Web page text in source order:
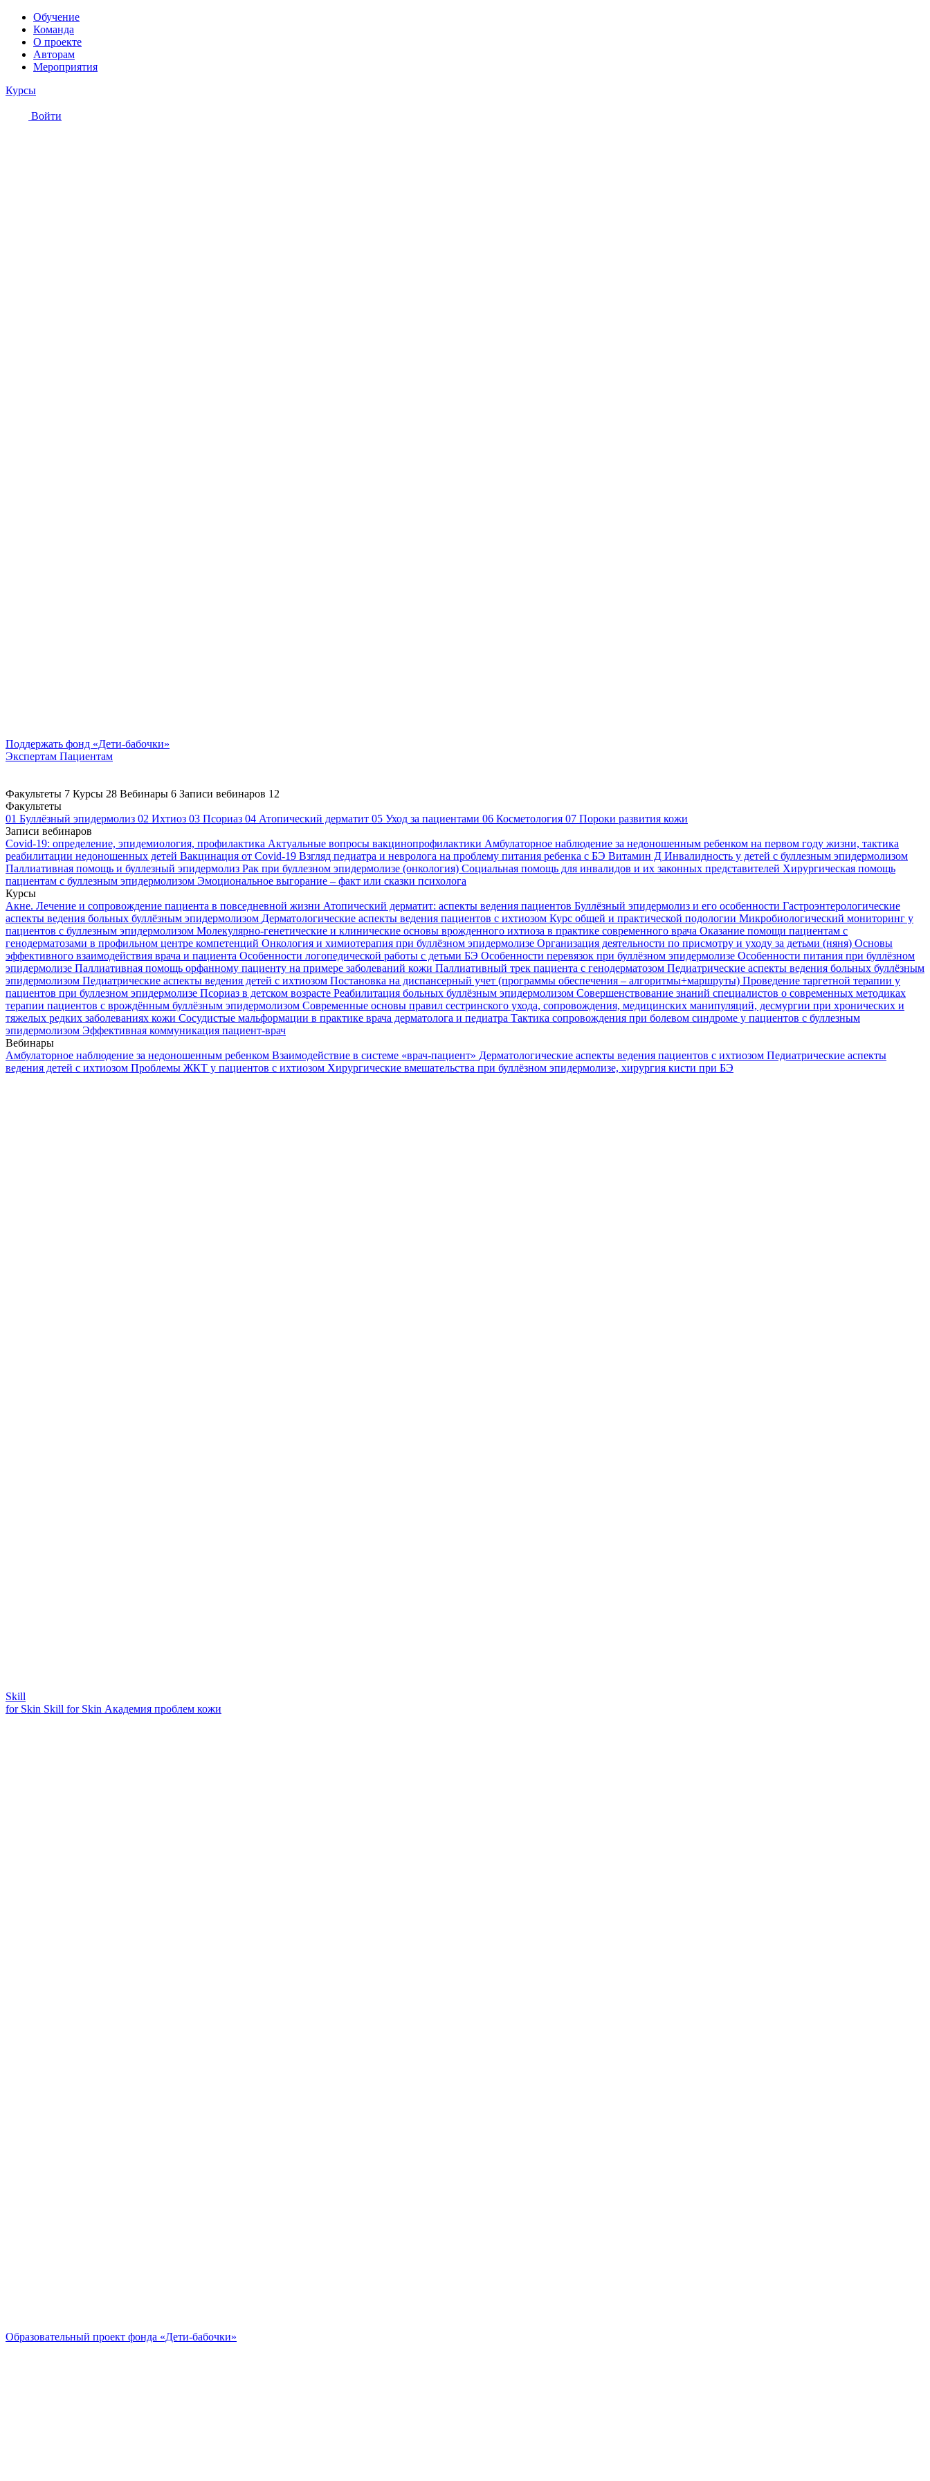
Обучение
Команда
О проекте
Авторам
Мероприятия
Курсы
Войти
Поддержать фонд «Дети-бабочки»
Экспертам Пациентам
Факультеты 7 Курсы 28 Вебинары 6 Записи вебинаров 12
Факультеты
01 Буллёзный эпидермолиз 02 Ихтиоз 03 Псориаз 04 Атопический дерматит 05 Уход за пациентами 06 Косметология 07 Пороки развития кожи
Записи вебинаров
Covid-19: определение, эпидемиология, профилактика Актуальные вопросы вакцинопрофилактики Амбулаторное наблюдение за недоношенным ребенком на первом году жизни, тактика
реабилитации недоношенных детей Вакцинация от Covid-19 Взгляд педиатра и невролога на проблему питания ребенка с БЭ Витамин Д Инвалидность у детей с буллезным эпидермолизом
Паллиативная помощь и буллезный эпидермолиз Рак при буллезном эпидермолизе (онкология) Социальная помощь для инвалидов и их законных представителей Хирургическая помощь
пациентам с буллезным эпидермолизом Эмоциональное выгорание – факт или сказки психолога
Курсы
Акне. Лечение и сопровождение пациента в повседневной жизни Атопический дерматит: аспекты ведения пациентов Буллёзный эпидермолиз и его особенности Гастроэнтерологические
аспекты ведения больных буллёзным эпидермолизом Дерматологические аспекты ведения пациентов с ихтиозом Курс общей и практической подологии Микробиологический мониторинг у
пациентов с буллезным эпидермолизом Молекулярно-генетические и клинические основы врожденного ихтиоза в практике современного врача Оказание помощи пациентам с
генодерматозами в профильном центре компетенций Онкология и химиотерапия при буллёзном эпидермолизе Организация деятельности по присмотру и уходу за детьми (няня) Основы
эффективного взаимодействия врача и пациента Особенности логопедической работы с детьми БЭ Особенности перевязок при буллёзном эпидермолизе Особенности питания при буллёзном
эпидермолизе Паллиативная помощь орфанному пациенту на примере заболеваний кожи Паллиативный трек пациента с генодерматозом Педиатрические аспекты ведения больных буллёзным
эпидермолизом Педиатрические аспекты ведения детей с ихтиозом Постановка на диспансерный учет (программы обеспечения – алгоритмы+маршруты) Проведение таргетной терапии у
пациентов при буллезном эпидермолизе Псориаз в детском возрасте Реабилитация больных буллёзным эпидермолизом Совершенствование знаний специалистов о современных методиках
терапии пациентов с врождённым буллёзным эпидермолизом Современные основы правил сестринского ухода, сопровождения, медицинских манипуляций, десмургии при хронических и
тяжелых редких заболеваниях кожи Сосудистые мальформации в практике врача дерматолога и педиатра Тактика сопровождения при болевом синдроме у пациентов с буллезным
эпидермолизом Эффективная коммуникация пациент-врач
Вебинары
Амбулаторное наблюдение за недоношенным ребенком Взаимодействие в системе «врач-пациент» Дерматологические аспекты ведения пациентов с ихтиозом Педиатрические аспекты
ведения детей с ихтиозом Проблемы ЖКТ у пациентов с ихтиозом Хирургические вмешательства при буллёзном эпидермолизе, хирургия кисти при БЭ
Skill
for Skin Skill for Skin Академия проблем кожи
Образовательный проект фонда «Дети-бабочки»